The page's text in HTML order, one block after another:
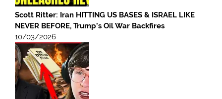
Scott Ritter: Iran HITTING US BASES & ISRAEL LIKE
NEVER BEFORE, Trump’s Oil War Backfires
10/03/2026